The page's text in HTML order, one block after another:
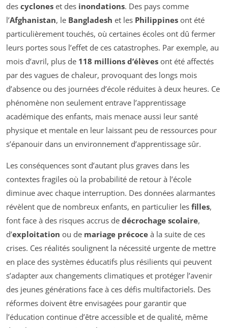
des cyclones et des inondations. Des pays comme
l’Afghanistan, le Bangladesh et les Philippines ont été
particulièrement touchés, où certaines écoles ont dû fermer
leurs portes sous l’effet de ces catastrophes. Par exemple, au
mois d’avril, plus de 118 millions d’élèves ont été affectés
par des vagues de chaleur, provoquant des longs mois
d’absence ou des journées d’école réduites à deux heures. Ce
phénomène non seulement entrave l’apprentissage
académique des enfants, mais menace aussi leur santé
physique et mentale en leur laissant peu de ressources pour
s’épanouir dans un environnement d’apprentissage sûr.
Les conséquences sont d’autant plus graves dans les
contextes fragiles où la probabilité de retour à l’école
diminue avec chaque interruption. Des données alarmantes
révèlent que de nombreux enfants, en particulier les filles,
font face à des risques accrus de décrochage scolaire,
d’exploitation ou de mariage précoce à la suite de ces
crises. Ces réalités soulignent la nécessité urgente de mettre
en place des systèmes éducatifs plus résilients qui peuvent
s’adapter aux changements climatiques et protéger l’avenir
des jeunes générations face à ces défis multifactoriels. Des
réformes doivent être envisagées pour garantir que
l’éducation continue d’être accessible et de qualité, même